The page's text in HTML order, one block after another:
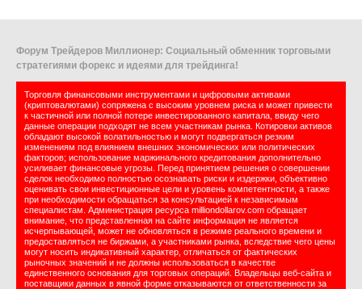
Форум Трейдеров Миллионер: Социальный обменник торговыми
стратегиями форекс и идеями для трейдинга!
Торговля финансовыми инструментами и цифровыми активами
(криптовалютами) сопряжена с высоким уровнем риска и может привести
к частичной или полной потере инвестированного капитала, ввиду чего
данные операции подходят не всем участникам рынка. Котировки активов
обладают высокой волатильностью и могут подвергаться резким
изменениям под влиянием внешних экономических или политических
факторов; использование маржинального кредитования дополнительно
усиливает финансовые угрозы. Перед принятием решения о совершении
сделок необходимо полностью осознавать риски и издержки, объективно
оценивать свои инвестиционные цели и уровень компетентности, а также
при необходимости обращаться за консультацией к независимым
специалистам. Администрация ресурса milliondollarov.com обращает
внимание, что представленная на сайте информация не является
исчерпывающей, может не обновляться в режиме реального времени и
предоставляться не биржами, а участниками рынка, вследствие чего цены
могут носить индикативный характер, отличаться от фактических
рыночных значений и не должны использоваться в качестве
единственного основания для торговых операций. Владельцы веб-сайта и
поставщики данных в явной форме отказываются от ответственности за